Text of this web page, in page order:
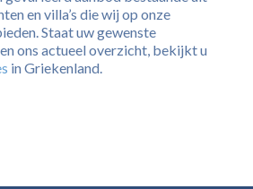
en villa’s die wij op onze
Staat uw gewenste
ons actueel overzicht, bekijkt u
in Griekenland.